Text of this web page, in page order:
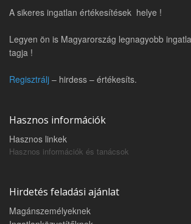
A sikeres ingatlan értékesítések helye !
Legyen ön is Magyarország legnagyobb
tagja !
Regisztrálj – hirdess – értékesíts.
Hasznos információk
Hasznos linkek
Hasznos információk és tanácsok
Hirdetés feladási ajánlat
Magánszemélyeknek